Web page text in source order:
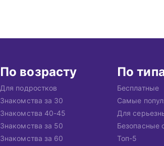
По возрасту
Для подростков
Знакомства за 30
Знакомства 40-45
Знакомства за 50
Знакомства за 60
По
Бесплатные
Самые
Для
Безопасные
Топ-5